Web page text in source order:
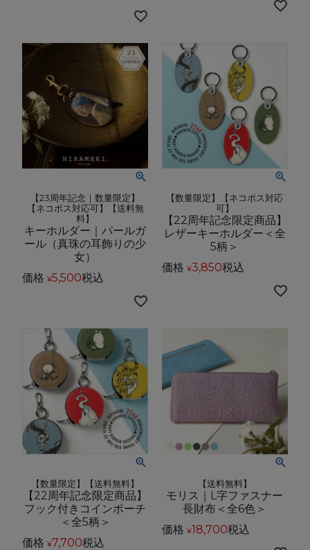
【23周年記念｜数量限定】
【ネコポス対応可】【送料無
料】
キーホルダー｜パールガ
ール（真珠の耳飾りの少
女）
価格 ¥5,500税込
【数量限定】【ネコポス対応
可】
【22周年記念限定商品】
レザーキーホルダー＜全
5柄＞
価格 ¥3,850税込
【数量限定】【送料無料】
【22周年記念限定商品】
フック付きコインポーチ
＜全5柄＞
価格 ¥7,700税込
【送料無料】
モリス｜L字ファスナー
長財布＜全6色＞
価格 ¥18,700税込